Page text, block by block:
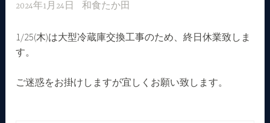
2024年1月24日 和食たか田
1/25(木)は大型冷蔵庫交換工事のため、終日休業致しま
す。
ご迷惑をお掛けしますが宜しくお願い致します。